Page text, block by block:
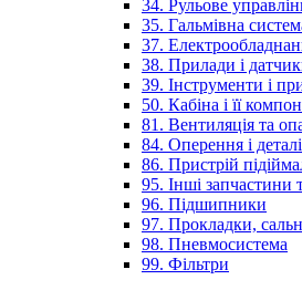
34. Рульове
35. Гальмівна
37.
38. Прилади і
39. Інструменти і
50. Кабіна і її
81. Вентиляція та
84. Оперення і
86. Пристрій
95. Інші запчастини
96. Підшипники
97. Прокладки,
98. Пневмосистема
99. Фільтри